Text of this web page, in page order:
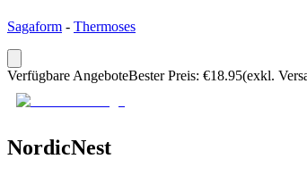
Sagaform - Thermoses
Verfügbare AngeboteBester Preis: €18.95(exkl.
NordicNest